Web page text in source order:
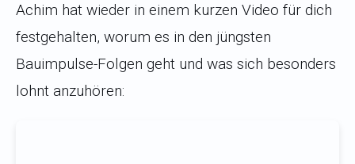
Achim hat wieder in einem kurzen Video für dich
festgehalten, worum es in den jüngsten
Bauimpulse-Folgen geht und was sich besonders
lohnt anzuhören: